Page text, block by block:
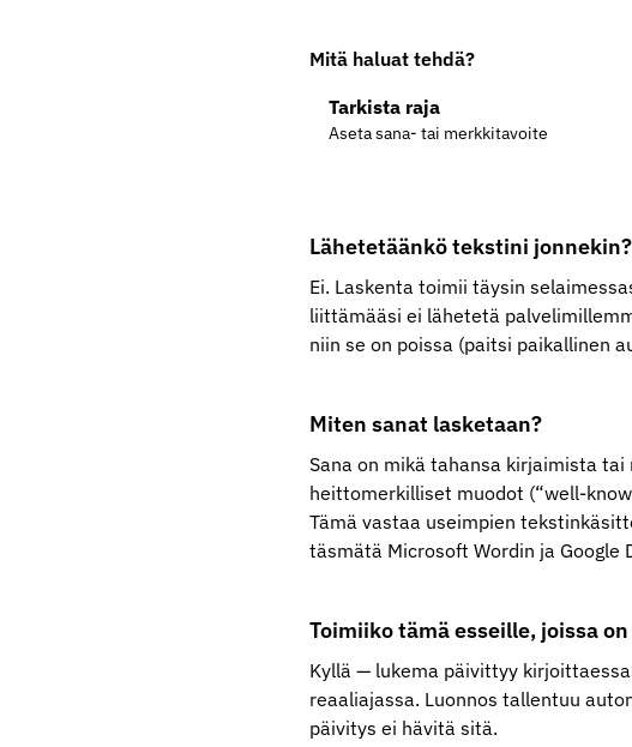
Mitä haluat tehdä?
Tarkista raja
Aseta sana- tai merkkitavoite
Lähetetäänkö tekstini jonnekin?
Ei. Laskenta toimii täysin
liittämääsi ei lähetetä
niin se on poissa (paitsi paikallinen
Miten sanat lasketaan?
Sana on mikä tahansa kirjaimista
heittomerkilliset muodot (“well-
Tämä vastaa useimpien
täsmätä Microsoft Wordin ja Google
Toimiiko tämä esseille, joissa
Kyllä — lukema päivittyy
reaaliajassa. Luonnos tallentuu
päivitys ei hävitä sitä.